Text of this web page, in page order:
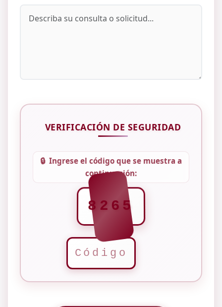
VERIFICACIÓN DE SEGURIDAD
Ingrese el código que se muestra a
continuación:
8265